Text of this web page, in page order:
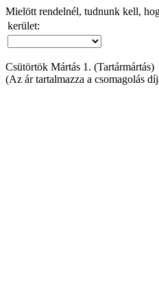
Mielött rendelnél, tudnunk kell,
kerület:
Csütörtök Mártás 1. (Tartármártás)
(Az ár tartalmazza a csomagolás